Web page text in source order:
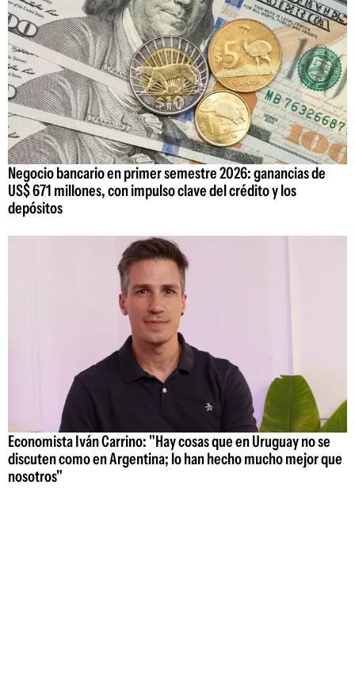
Negocio bancario en primer semestre 2026: ganancias de
US$ 671 millones, con impulso clave del crédito y los
depósitos
Economista Iván Carrino: "Hay cosas que en Uruguay no se
discuten como en Argentina; lo han hecho mucho mejor que
nosotros"